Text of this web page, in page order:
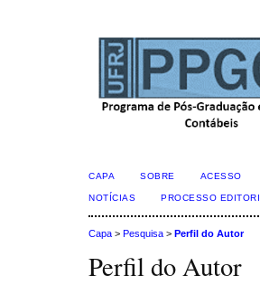
CAPA SOBRE ACESSO
NOTÍCIAS PROCESSO
Capa > Pesquisa > Perfil do Autor
Perfil do Autor